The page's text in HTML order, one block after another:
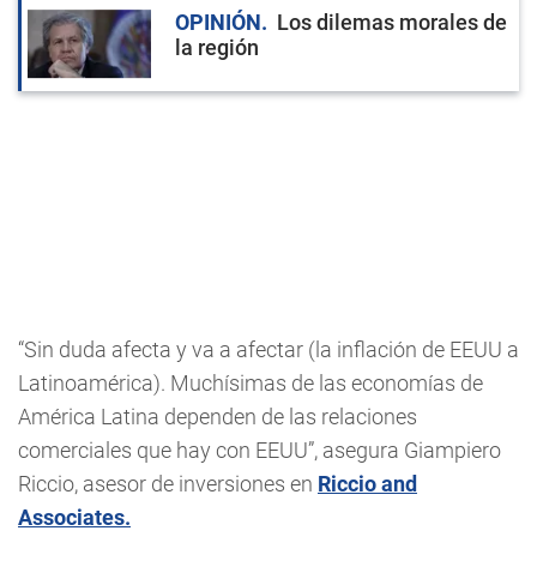
OPINIÓN
Los dilemas morales de
la región
“Sin duda afecta y va a afectar (la inflación de EEUU a
Latinoamérica). Muchísimas de las economías de
América Latina dependen de las relaciones
comerciales que hay con EEUU”, asegura Giampiero
Riccio, asesor de inversiones en Riccio and
Associates.